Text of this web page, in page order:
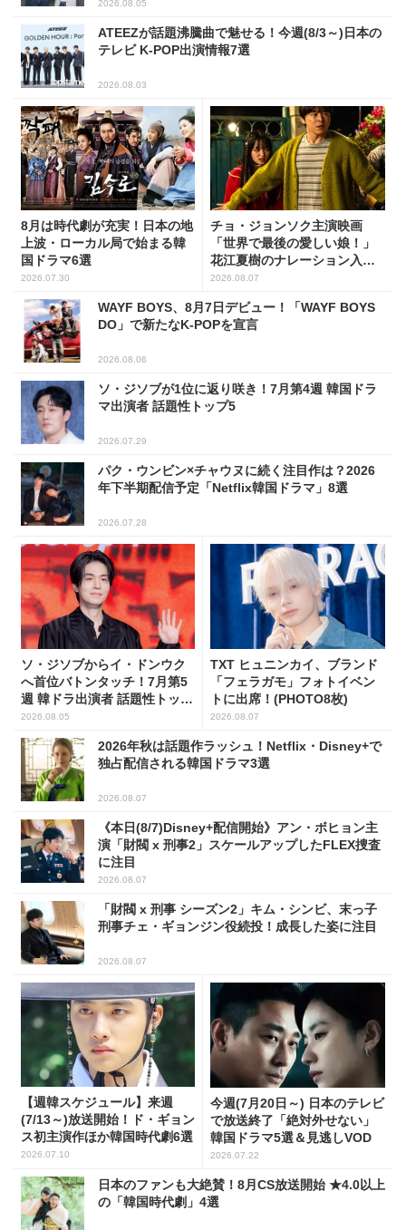
2026.08.05
ATEEZが話題沸騰曲で魅せる！今週(8/3～)日本の
テレビ K-POP出演情報7選
2026.08.03
8月は時代劇が充実！日本の地
上波・ローカル局で始まる韓
国ドラマ6選
2026.07.30
チョ・ジョンソク主演映画
「世界で最後の愛しい娘！」
花江夏樹のナレーション入り
予告映像解禁！
2026.08.07
WAYF BOYS、8月7日デビュー！「WAYF BOYS
DO」で新たなK-POPを宣言
2026.08.06
ソ・ジソブが1位に返り咲き！7月第4週 韓国ドラ
マ出演者 話題性トップ5
2026.07.29
パク・ウンビン×チャウヌに続く注目作は？2026
年下半期配信予定「Netflix韓国ドラマ」8選
2026.07.28
ソ・ジソブからイ・ドンウク
へ首位バトンタッチ！7月第5
週 韓ドラ出演者 話題性トップ
5
2026.08.05
TXT ヒュニンカイ、ブランド
「フェラガモ」フォトイベン
トに出席！(PHOTO8枚)
2026.08.07
2026年秋は話題作ラッシュ！Netflix・Disney+で
独占配信される韓国ドラマ3選
2026.08.07
《本日(8/7)Disney+配信開始》アン・ボヒョン主
演「財閥 x 刑事2」スケールアップしたFLEX捜査
に注目
2026.08.07
「財閥 x 刑事 シーズン2」キム・シンビ、末っ子
刑事チェ・ギョンジン役続投！成長した姿に注目
2026.08.07
【週韓スケジュール】来週
(7/13～)放送開始！ド・ギョン
ス初主演作ほか韓国時代劇6選
2026.07.10
今週(7月20日～) 日本のテレビ
で放送終了「絶対外せない」
韓国ドラマ5選＆見逃しVOD
2026.07.22
日本のファンも大絶賛！8月CS放送開始 ★4.0以上
の「韓国時代劇」4選